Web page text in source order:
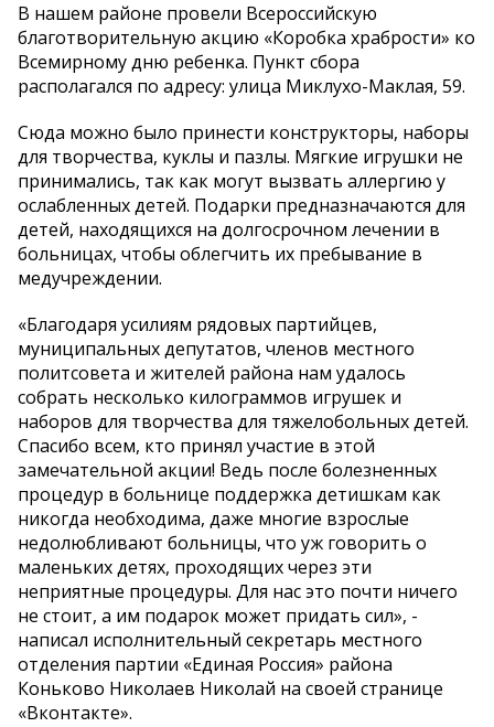
В нашем районе провели Всероссийскую
благотворительную акцию «Коробка храбрости» ко
Всемирному дню ребенка. Пункт сбора
располагался по адресу: улица Миклухо-Маклая, 59.
Сюда можно было принести конструкторы, наборы
для творчества, куклы и пазлы. Мягкие игрушки не
принимались, так как могут вызвать аллергию у
ослабленных детей. Подарки предназначаются для
детей, находящихся на долгосрочном лечении в
больницах, чтобы облегчить их пребывание в
медучреждении.
«Благодаря усилиям рядовых партийцев,
муниципальных депутатов, членов местного
политсовета и жителей района нам удалось
собрать несколько килограммов игрушек и
наборов для творчества для тяжелобольных детей.
Спасибо всем, кто принял участие в этой
замечательной акции! Ведь после болезненных
процедур в больнице поддержка детишкам как
никогда необходима, даже многие взрослые
недолюбливают больницы, что уж говорить о
маленьких детях, проходящих через эти
неприятные процедуры. Для нас это почти ничего
не стоит, а им подарок может придать сил», -
написал исполнительный секретарь местного
отделения партии «Единая Россия» района
Коньково Николаев Николай на своей странице
«Вконтакте».